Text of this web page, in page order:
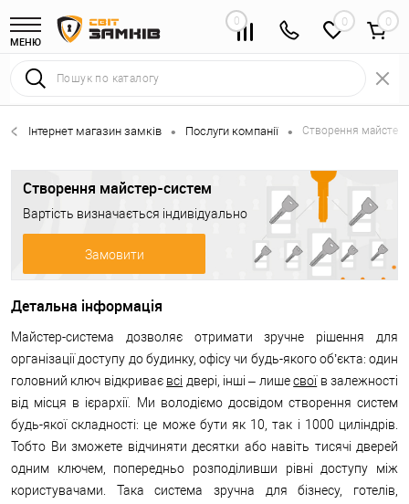
МЕНЮ
0 0
Інтернет магазин замків • Послуги компанії • Створення
Створення майстер-систем
Вартість визначається індивідуально
Замовити
Детальна інформація
Майстер-система дозволяє отримати зручне рішення для
організації доступу до будинку, офісу чи будь-якого об’єкта: один
головний ключ відкриває всі двері, інші – лишесвоїв залежності
від місця в ієрархії. Ми володіємо досвідом створення систем
будь-якої складності: це може бути як 10, так і 1000 циліндрів.
Тобто Ви зможете відчиняти десятки або навіть тисячі дверей
одним ключем, попередньо розподіливши рівні доступу між
користувачами. Така система зручна для бізнесу, готелів,